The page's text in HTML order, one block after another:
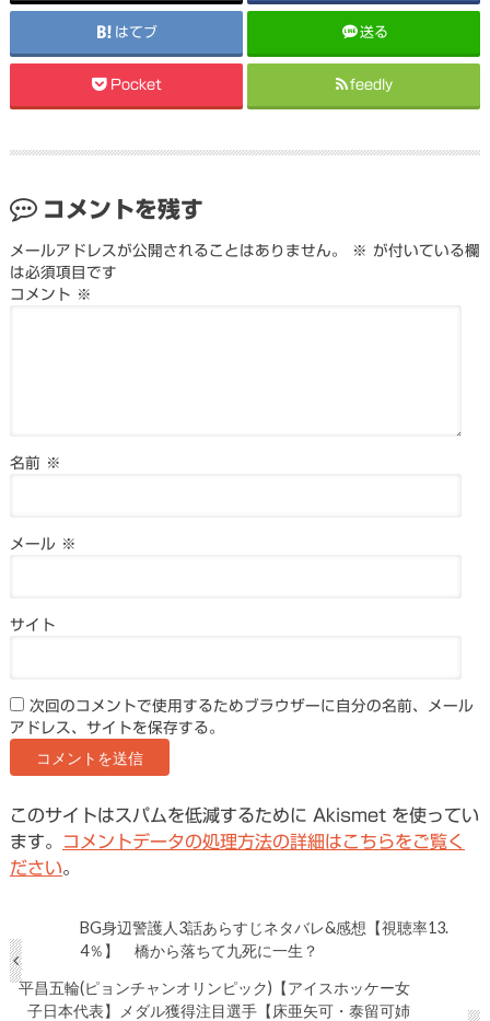
はてブ 送る
Pocket feedly
コメントを残す
メールアドレスが公開されることはありません。 ※ が付いている欄
は必須項目です
コメント ※
名前 ※
メール ※
サイト
次回のコメントで使用するためブラウザーに自分の名前、メール
アドレス、サイトを保存する。
このサイトはスパムを低減するために Akismet を使ってい
ます。
コメントデータの処理方法の詳細はこちらをご覧く
ださい。
BG身辺警護人3話あらすじネタバレ&感想【視聴率13.
4％】 橋から落ちて九死に一生？
平昌五輪(ピョンチャンオリンピック)【アイスホッケー女
子日本代表】メダル獲得注目選手【床亜矢可・泰留可姉